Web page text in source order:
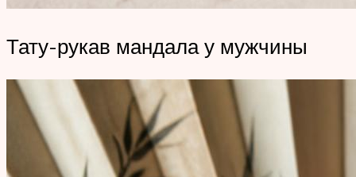
Тату-рукав мандала у мужчины